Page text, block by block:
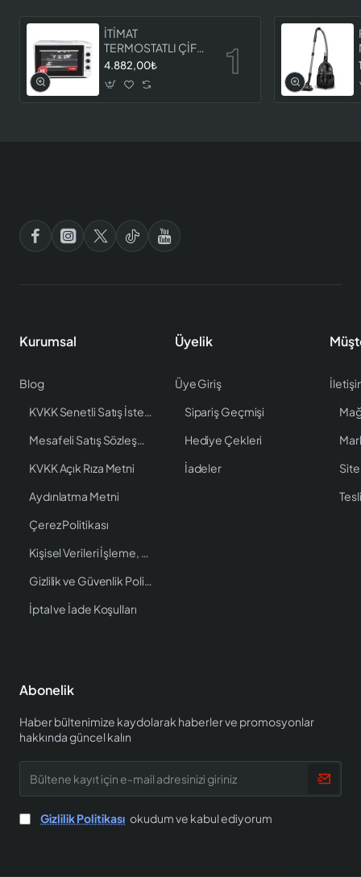
İTİMAT
TERMOSTATLI ÇİFT
CAMLI FIRIN 8060
4.882,00₺
Kurumsal
Blog
KVKK Senetli Satış İstenen Bilgiler
Mesafeli Satış Sözleşmesi
KVKK Açık Rıza Metni
Aydınlatma Metni
Çerez Politikası
Kişisel Verileri İşleme, Saklama ve İmha Politikası
Gizlilik ve Güvenlik Politikası
İptal ve İade Koşulları
Üyelik
Üye Giriş
Sipariş Geçmişi
Hediye Çekleri
İadeler
Site
Abonelik
Haber bültenimize kaydolarak haberler ve promosyonlar
hakkında güncel kalın
kayıt
için
e-
mail
Gizlilik Politikası okudum ve kabul ediyorum